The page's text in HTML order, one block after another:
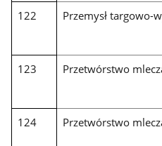
122 Przemysł targowo-
123 Przetwórstwo
124 Przetwórstwo